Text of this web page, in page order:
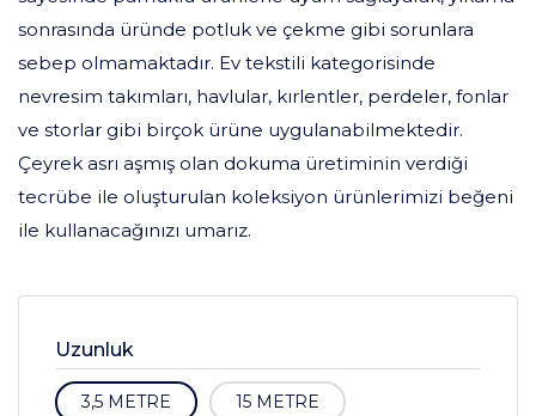
sonrasında üründe potluk ve çekme gibi sorunlara
sebep olmamaktadır. Ev tekstili kategorisinde
nevresim takımları, havlular, kırlentler, perdeler, fonlar
ve storlar gibi birçok ürüne uygulanabilmektedir.
Çeyrek asrı aşmış olan dokuma üretiminin verdiği
tecrübe ile oluşturulan koleksiyon ürünlerimizi beğeni
ile kullanacağınızı umarız.
Uzunluk
3,5 METRE 15 METRE